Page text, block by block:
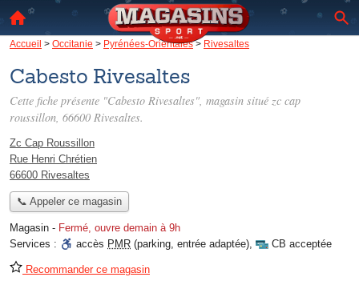
Accueil > Occitanie > Pyrénées-Orientales> Rivesaltes
Cabesto Rivesaltes
Cette fiche présente "Cabesto Rivesaltes", magasin situé zc cap
roussillon, 66600 Rivesaltes.
Zc Cap Roussillon
Rue Henri Chrétien
66600 Rivesaltes
📞 Appeler ce magasin
Magasin - Fermé, ouvre demain à 9h
Services :
accès PMR (parking, entrée adaptée), CB acceptée
Recommander ce magasin